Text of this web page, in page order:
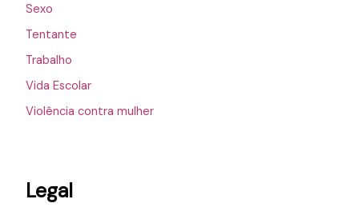
Sexo
Tentante
Trabalho
Vida Escolar
Violência contra mulher
Legal